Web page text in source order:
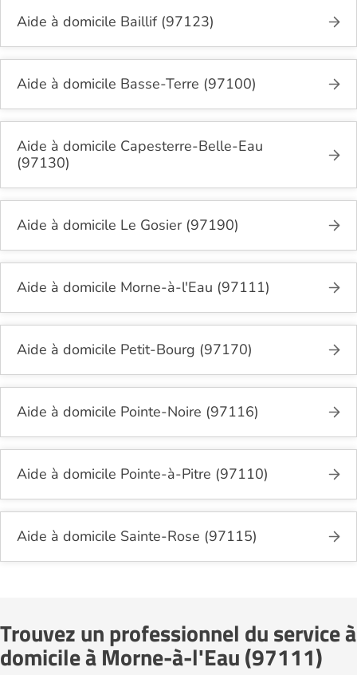
Aide à domicile Baillif (97123)
Aide à domicile Basse-Terre (97100)
Aide à domicile Capesterre-Belle-Eau
(97130)
Aide à domicile Le Gosier (97190)
Aide à domicile Morne-à-l'Eau (97111)
Aide à domicile Petit-Bourg (97170)
Aide à domicile Pointe-Noire (97116)
Aide à domicile Pointe-à-Pitre (97110)
Aide à domicile Sainte-Rose (97115)
Trouvez un professionnel du service à
domicile à Morne-à-l'Eau (97111)